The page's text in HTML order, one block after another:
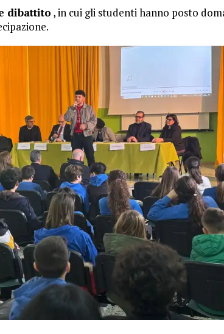
dibattito , in cui gli studenti hanno posto